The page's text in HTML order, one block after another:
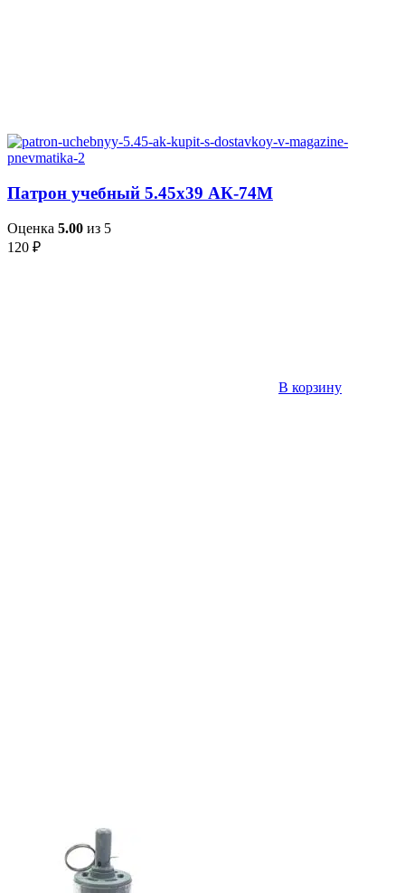
Патрон учебный 5.45х39 АК-74М
Оценка 5.00 из 5
120 ₽
В корзину